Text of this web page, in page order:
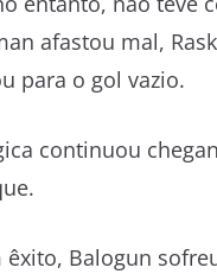
afastou mal,
para o gol vazio.
continuou
Balogun